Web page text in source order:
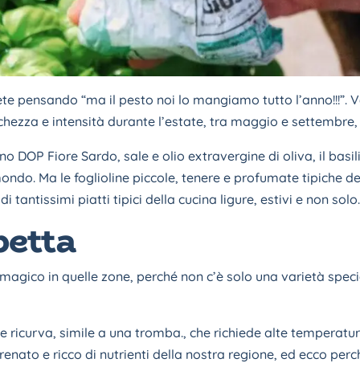
pensando “ma il pesto noi lo mangiamo tutto l’anno!!!”.
e intensità durante l’estate, tra maggio e
DOP Fiore Sardo, sale e olio extravergine di oliva, il
Ma le foglioline piccole, tenere e profumate tipiche
tantissimi piatti tipici della cucina ligure, estivi e non solo.
in quelle zone, perché non c’è solo una varietà
ricurva, simile a una tromba., che richiede alte
e ricco di nutrienti della nostra regione, ed ecco